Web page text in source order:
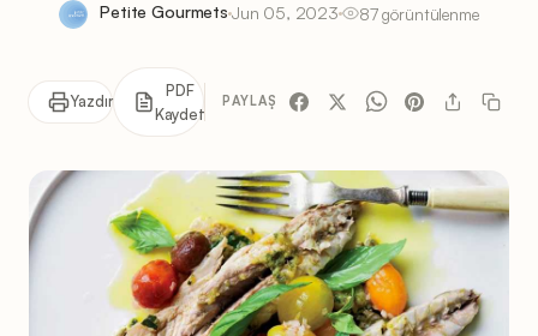
Petite Gourmets Jun 05, 2023 87 görüntülenme
Yazdır
PDF
Kaydet
PAYLAŞ